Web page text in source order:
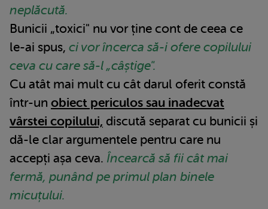
neplăcută.
Bunicii „toxici" nu vor ține cont de ceea ce
le-ai spus, ci vor încerca să-i ofere copilului
ceva cu care să-l „câștige".
Cu atât mai mult cu cât darul oferit constă
într-un obiect periculos sau inadecvat
vârstei copilului, discută separat cu bunicii și
dă-le clar argumentele pentru care nu
accepți așa ceva. Încearcă să fii cât mai
fermă, punând pe primul plan binele
micuțului.